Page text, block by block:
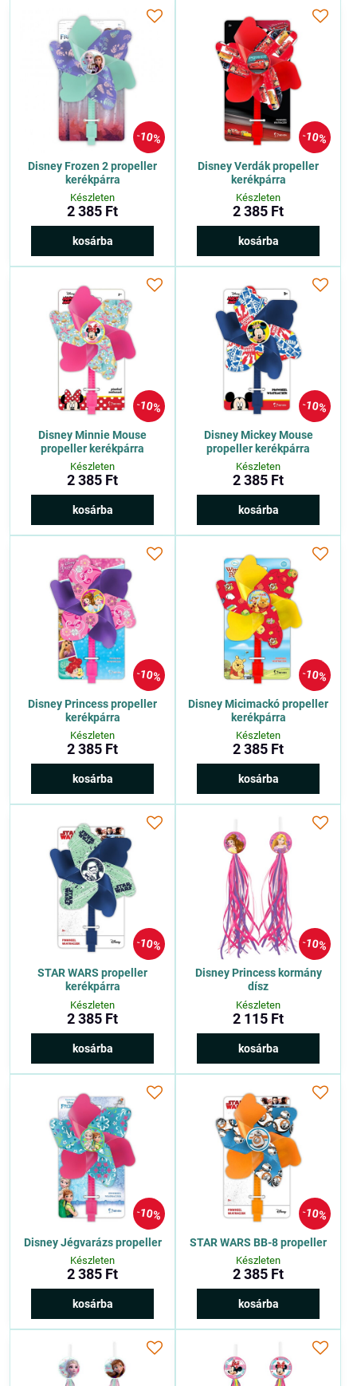
10%
Disney Frozen 2 propeller
kerékpárra
Készleten
2 385 Ft
kosárba
10%
Disney Verdák propeller
kerékpárra
Készleten
2 385 Ft
kosárba
10%
Disney Minnie Mouse
propeller kerékpárra
Készleten
2 385 Ft
kosárba
10%
Disney Mickey Mouse
propeller kerékpárra
Készleten
2 385 Ft
kosárba
10%
Disney Princess propeller
kerékpárra
Készleten
2 385 Ft
kosárba
10%
Disney Micimackó propeller
kerékpárra
Készleten
2 385 Ft
kosárba
10%
STAR WARS propeller
kerékpárra
Készleten
2 385 Ft
kosárba
10%
Disney Princess kormány
dísz
Készleten
2 115 Ft
kosárba
10%
Disney Jégvarázs propeller
Készleten
2 385 Ft
kosárba
10%
STAR WARS BB-8 propeller
Készleten
2 385 Ft
kosárba